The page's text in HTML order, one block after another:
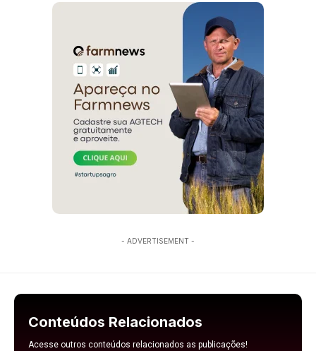
- ADVERTISEMENT -
Conteúdos Relacionados
Acesse outros conteúdos relacionados as publicações!